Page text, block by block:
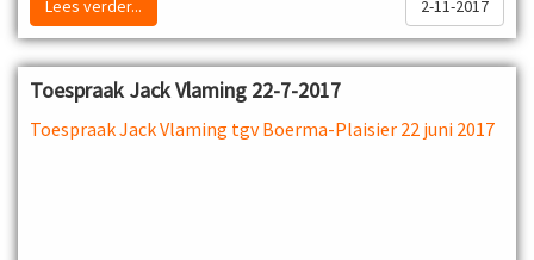
Lees verder... 2-11-2017
Toespraak Jack Vlaming 22-7-2017
Toespraak Jack Vlaming tgv Boerma-Plaisier 22 juni 2017